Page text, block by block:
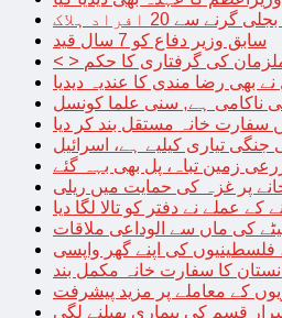
گرنے سے 20 افراد ہلاک
سابق وزیر دفاع کو 7 سال قید
کی گرفتاری کا حکم
بھی رضا مندی کا عندیہ دیدیا
ناکامی ہے, سنی علما کونسل
سفارت خانہ مستقل بند کر دیا
تیاری کیلیے ہے، اسرائیل
پر غزہ کی حمایت میں ریلی
عملے نے دفتر کو تالا لگا دیا
کی ماں سے الوداعی ملاقات
کا سفارت خانہ مکمل بند
کے معاملے پر مزید پیشرفت